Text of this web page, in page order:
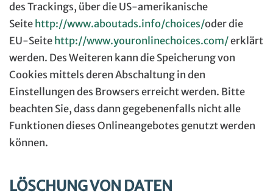
des Trackings, über die US-amerikanische
Seite http://www.aboutads.info/choices/oder die
EU-Seite http://www.youronlinechoices.com/erklärt
werden. Des Weiteren kann die Speicherung von
Cookies mittels deren Abschaltung in den
Einstellungen des Browsers erreicht werden. Bitte
beachten Sie, dass dann gegebenenfalls nicht alle
Funktionen dieses Onlineangebotes genutzt werden
können.
LÖSCHUNG VON DATEN